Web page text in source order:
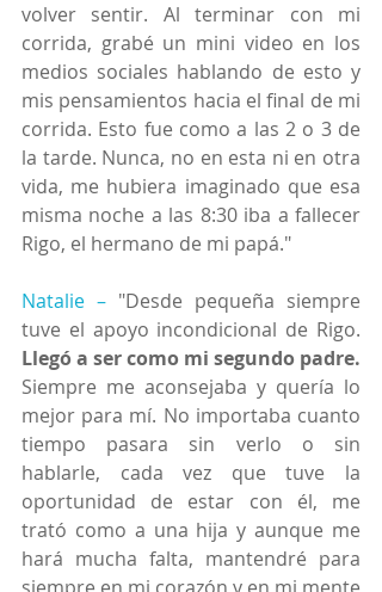
volver sentir. Al terminar con mi
corrida, grabé un mini video en los
medios sociales hablando de esto y
mis pensamientos hacia el final de mi
corrida. Esto fue como a las 2 o 3 de
la tarde. Nunca, no en esta ni en otra
vida, me hubiera imaginado que esa
misma noche a las 8:30 iba a fallecer
Rigo, el hermano de mi papá."
Natalie – "Desde pequeña siempre
Llegó a ser como mi segundo padre.
Siempre me aconsejaba y quería lo
mejor para mí. No importaba cuanto
tiempo pasara sin verlo o sin
hablarle, cada vez que tuve la
oportunidad de estar con él, me
trató como a una hija y aunque me
hará mucha falta, mantendré para